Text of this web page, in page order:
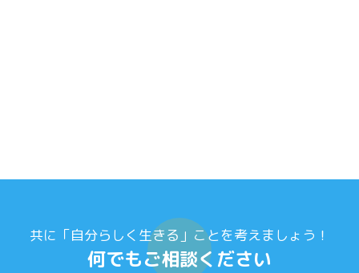
共に「自分らしく生きる」ことを考えましょう！
何でもご相談ください